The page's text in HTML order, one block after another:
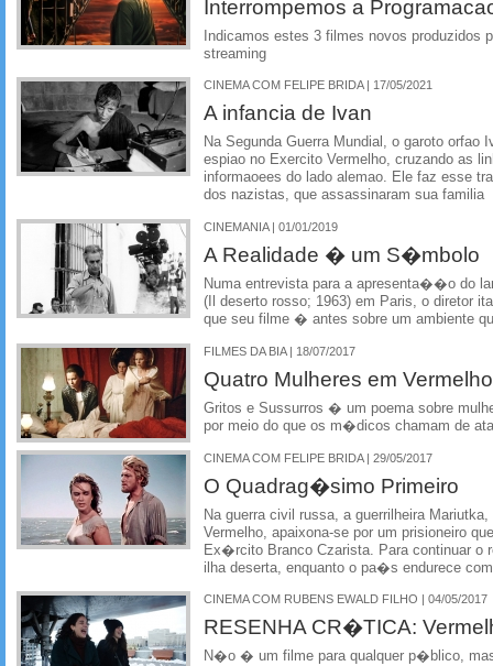
Interrompemos a
Indicamos estes 3 filmes novos produzidos
streaming
CINEMA COM FELIPE BRIDA | 17/05/2021
A infancia de Ivan
Na Segunda Guerra Mundial, o garoto orfao
espiao no Exercito Vermelho, cruzando as
informaoees do lado alemao. Ele faz esse
dos nazistas, que assassinaram sua familia
CINEMANIA | 01/01/2019
A Realidade � um S�mbolo
Numa entrevista para a apresenta��o do
(Il deserto rosso; 1963) em Paris, o diretor
que seu filme � antes sobre um ambiente
FILMES DA BIA | 18/07/2017
Quatro Mulheres em Vermelho
Gritos e Sussurros � um poema sobre
por meio do que os m�dicos chamam de
CINEMA COM FELIPE BRIDA | 29/05/2017
O Quadrag�simo Primeiro
Na guerra civil russa, a guerrilheira
Vermelho, apaixona-se por um prisioneiro
Ex�rcito Branco Czarista. Para continuar o
ilha deserta, enquanto o pa�s endurece
CINEMA COM RUBENS EWALD FILHO | 04/05/2017
RESENHA CR�TICA:
N�o � um filme para qualquer p�blico,